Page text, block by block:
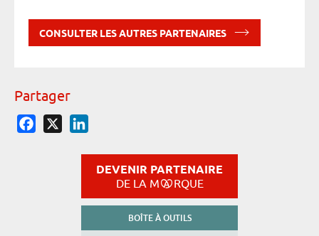
CONSULTER LES AUTRES PARTENAIRES
Partager
Facebook
DEVENIR PARTENAIRE
DE LA M RQUE
BOÎTE À OUTILS